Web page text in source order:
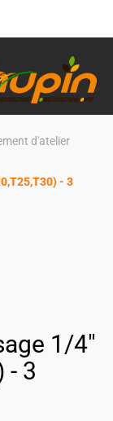
d'atelier
- 3
1/4"
- 3